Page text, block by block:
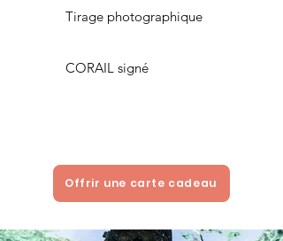
Tirage photographique
CORAIL signé
Offrir une carte cadeau